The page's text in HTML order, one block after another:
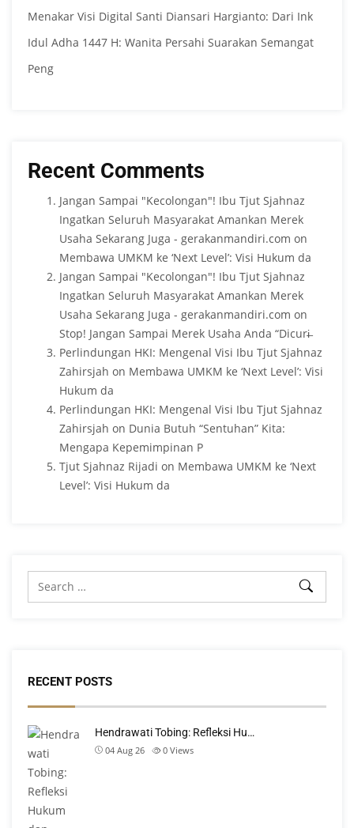
Menakar Visi Digital Santi Diansari Hargianto: Dari Ink
Idul Adha 1447 H: Wanita Persahi Suarakan Semangat
Peng
Recent Comments
Jangan Sampai "Kecolongan"! Ibu Tjut Sjahnaz
Ingatkan Seluruh Masyarakat Amankan Merek
Usaha Sekarang Juga - gerakanmandiri.com on
Membawa UMKM ke ‘Next Level’: Visi Hukum da
Jangan Sampai "Kecolongan"! Ibu Tjut Sjahnaz
Ingatkan Seluruh Masyarakat Amankan Merek
Usaha Sekarang Juga - gerakanmandiri.com on
Stop! Jangan Sampai Merek Usaha Anda “Dicuri̶
Perlindungan HKI: Mengenal Visi Ibu Tjut Sjahnaz
Zahirsjah on Membawa UMKM ke ‘Next Level’: Visi
Hukum da
Perlindungan HKI: Mengenal Visi Ibu Tjut Sjahnaz
Zahirsjah on Dunia Butuh “Sentuhan” Kita:
Mengapa Kepemimpinan P
Tjut Sjahnaz Rijadi on Membawa UMKM ke ‘Next
Level’: Visi Hukum da
RECENT POSTS
Hendrawati Tobing: Refleksi Hu…
04 Aug 26 0 Views